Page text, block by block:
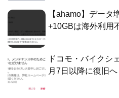
【ahamo】データ
+10GBは海外利用
ドコモ・バイクシ
月7日以降に復旧へ